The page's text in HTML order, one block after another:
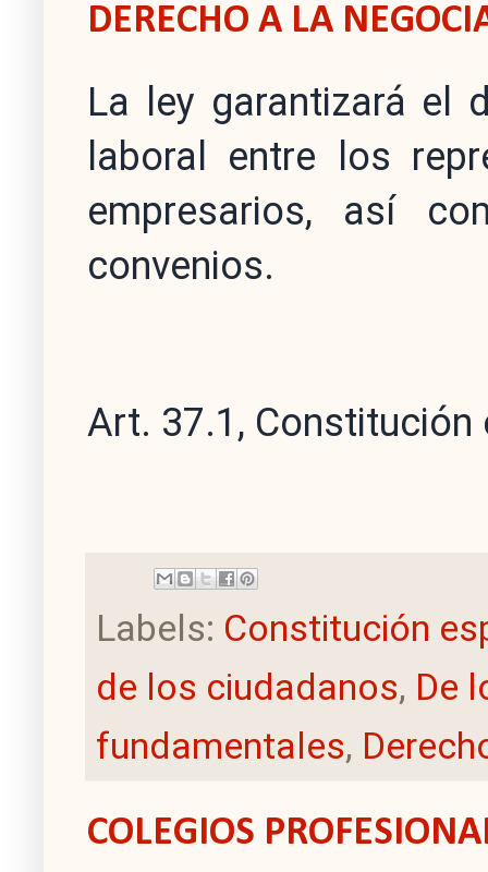
DERECHO A LA
La ley garantizará el
laboral entre los
empresarios, así
convenios.
Art. 37.1,
Labels: Constitución
de los ciudadanos, De
fundamentales,
COLEGIOS